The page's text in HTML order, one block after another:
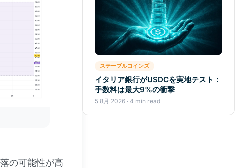
の可能性が高
ステーブルコインズ
イタリア銀行がUSDCを実地テスト：
手数料は最大9%の衝撃
5 8月 2026 · 4 min read